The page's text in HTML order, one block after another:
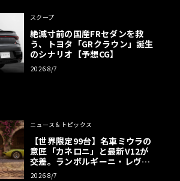
スクープ
絶滅寸前の国産FRセダンを救
う、トヨタ「GRクラウン」誕生
のシナリオ【予想CG】
2026 8/7
ニュース＆トピックス
【世界限定99台】名車ミウラの
意匠「カネロニ」と最新V12が
交差。ランボルギーニ・レヴエ
ルトに60周年記念車が登場
2026 8/7